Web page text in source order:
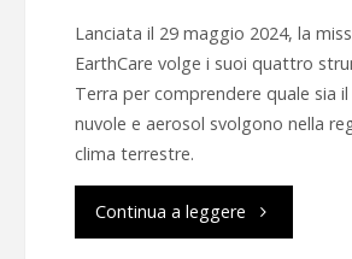
Lanciata il 29 maggio 2024, la
EarthCare volge i suoi quattro
Terra per comprendere quale sia
nuvole e aerosol svolgono nella
clima terrestre.
Continua a leggere"Earthcare,